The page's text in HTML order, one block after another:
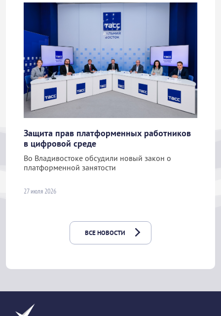
Защита прав платформенных работников
в цифровой среде
Во Владивостоке обсудили новый закон о
платформенной занятости
27 июля 2026
ВСЕ НОВОСТИ